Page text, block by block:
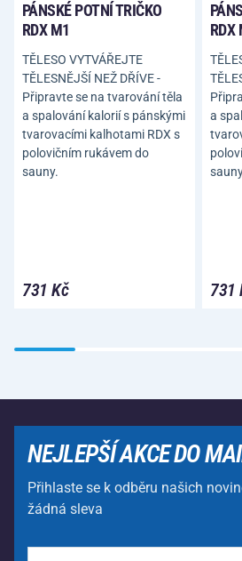
PÁNSKÉ POTNÍ TRIČKO
RDX M1
TĚLESO VYTVÁŘEJTE
TĚLESNĚJŠÍ NEŽ DŘÍVE -
Připravte se na tvarování těla
a spalování kalorií s pánskými
tvarovacími kalhotami RDX s
polovičním rukávem do
sauny.
731 Kč
RDX
a
731
NEJLEPŠÍ AKCE DO
Přihlaste se k odběru našich
žádná sleva